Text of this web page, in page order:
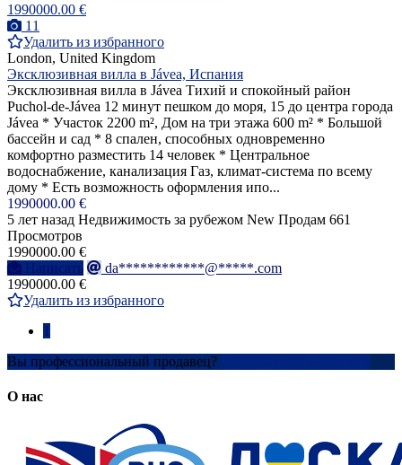
1990000.00 €
11
Удалить из избранного
London, United Kingdom
Эксклюзивная вилла в Jávea, Испания
Эксклюзивная вилла в Jávea Тихий и спокойный район
Puchol-de-Jávea 12 минут пешком до моря, 15 до центра города
Jávea * Участок 2200 m², Дом на три этажа 600 m² * Большой
бассейн и сад * 8 спален, способных одновременно
комфортно разместить 14 человек * Центральное
водоснабжение, канализация Газ, климат-система по всему
дому * Есть возможность оформления ипо...
1990000.00 €
5 лет назад Недвижимость за рубежом New Продам 661
Просмотров
1990000.00 €
Написать
da************@*****.com
1990000.00 €
Удалить из избранного
Вы профессиональный продавец?
О нас